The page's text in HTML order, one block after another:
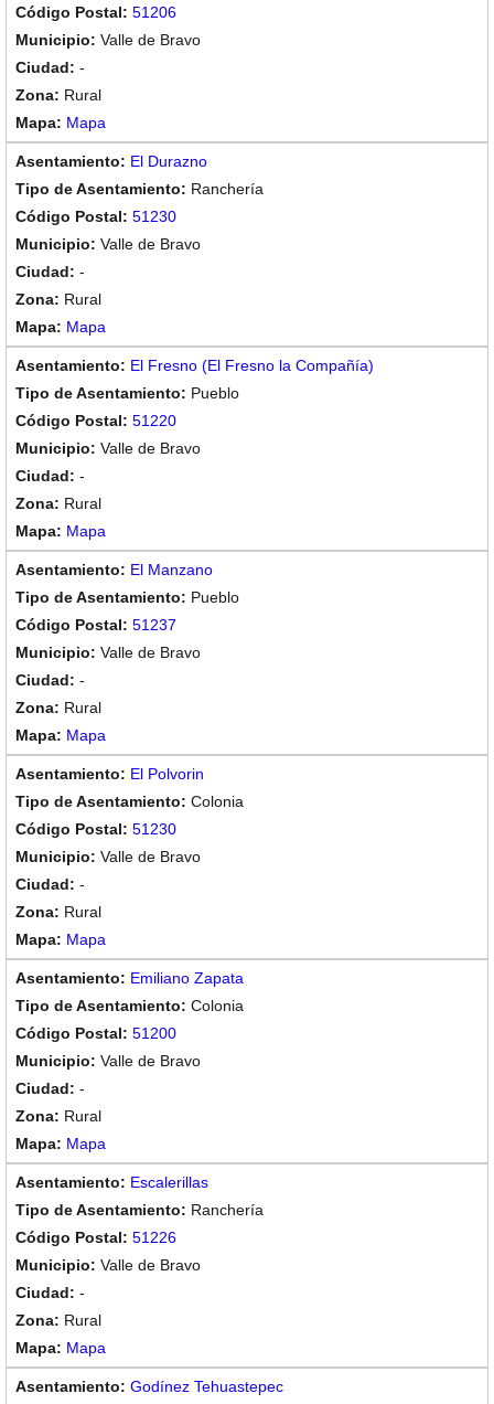
51206
Valle de Bravo
-
Rural
Mapa
El Durazno
Ranchería
51230
Valle de Bravo
-
Rural
Mapa
El Fresno (El Fresno la Compañía)
Pueblo
51220
Valle de Bravo
-
Rural
Mapa
El Manzano
Pueblo
51237
Valle de Bravo
-
Rural
Mapa
El Polvorin
Colonia
51230
Valle de Bravo
-
Rural
Mapa
Emiliano Zapata
Colonia
51200
Valle de Bravo
-
Rural
Mapa
Escalerillas
Ranchería
51226
Valle de Bravo
-
Rural
Mapa
Godínez Tehuastepec